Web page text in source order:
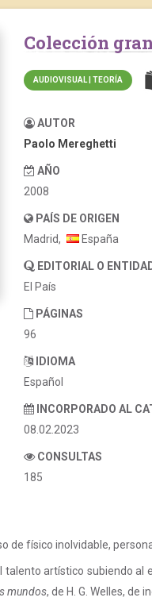
Colección
AUDIOVISUAL | TEORÍA
AUTOR
Paolo Mereghetti
AÑO
2008
PAÍS DE ORIGEN
Madrid,
España
EDITORIAL O
El País
PÁGINAS
96
IDIOMA
Español
INCORPORADO AL
08.02.2023
CONSULTAS
185
de físico inolvidable,
artístico subiendo
mundos, de H. G. Welles, de